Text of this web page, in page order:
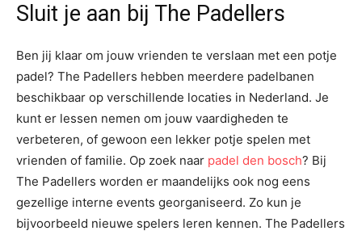
Sluit je aan bij The Padellers
Ben jij klaar om jouw vrienden te verslaan met een potje
padel? The Padellers hebben meerdere padelbanen
beschikbaar op verschillende locaties in Nederland. Je
kunt er lessen nemen om jouw vaardigheden te
verbeteren, of gewoon een lekker potje spelen met
vrienden of familie. Op zoek naar padel den bosch? Bij
The Padellers worden er maandelijks ook nog eens
gezellige interne events georganiseerd. Zo kun je
bijvoorbeeld nieuwe spelers leren kennen. The Padellers